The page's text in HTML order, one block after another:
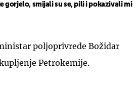
gorjelo, smijali su se, pili i pokazivali mi
poljoprivrede Božidar
Petrokemije.